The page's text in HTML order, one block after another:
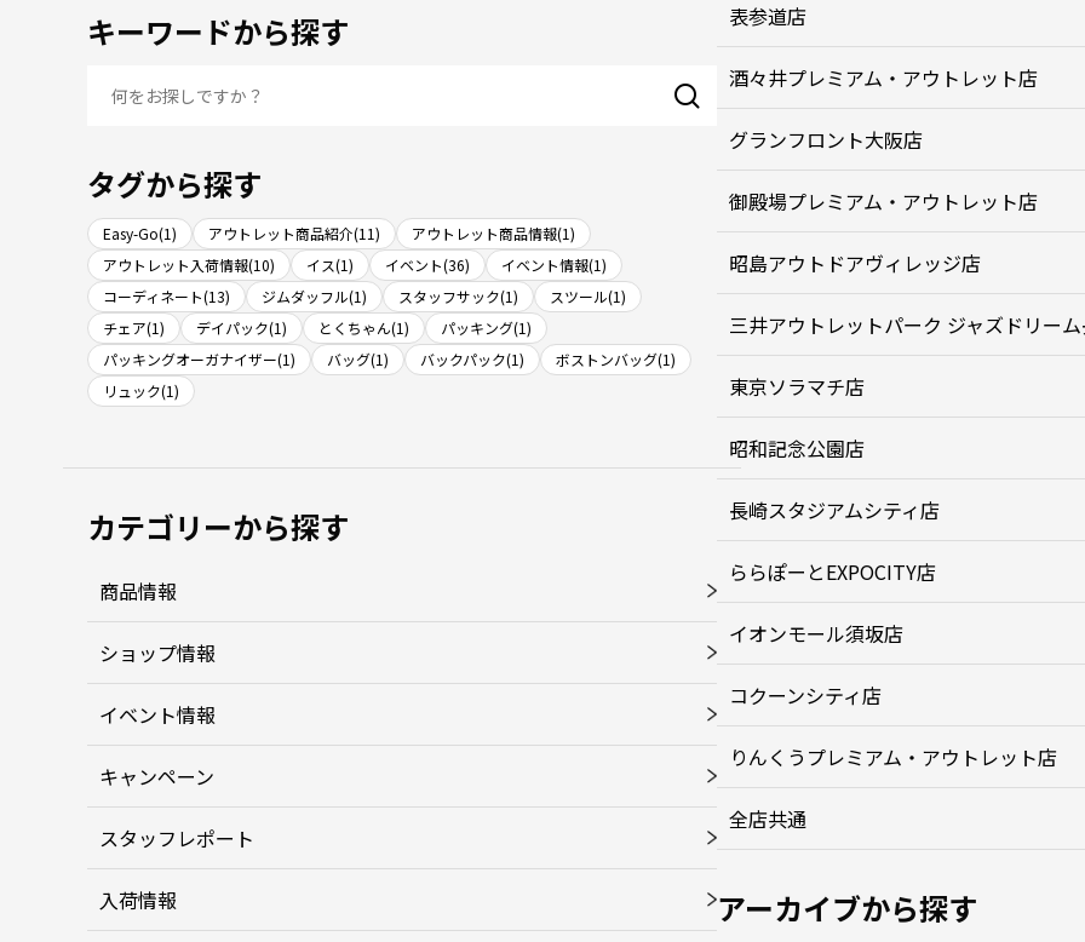
キーワードから探す
タグから探す
Easy-Go(1) アウトレット商品紹介(11)
アウトレット商品情報(1)
アウトレット入荷情報(10)
イス(1) イベント(36)
イベント情報(1)
コーディネート(13)
ジムダッフル(1) スタッフサック(1)
スツール(1)
チェア(1)
デイパック(1) とくちゃん(1)
パッキング(1)
パッキングオーガナイザー(1)
バッグ(1) バックパック(1)
ボストンバッグ(1)
リュック(1)
カテゴリーから探す
商品情報
ショップ情報
イベント情報
キャンペーン
スタッフレポート
入荷情報
表参道店
酒々井プレミアム・アウトレット店
グランフロント大阪店
御殿場プレミアム・アウトレット店
昭島アウトドアヴィレッジ店
三井アウトレットパーク ジャズドリー
東京ソラマチ店
昭和記念公園店
長崎スタジアムシティ店
ららぽーとEXPOCITY店
イオンモール須坂店
コクーンシティ店
りんくうプレミアム・アウトレット店
全店共通
アーカイブから探す